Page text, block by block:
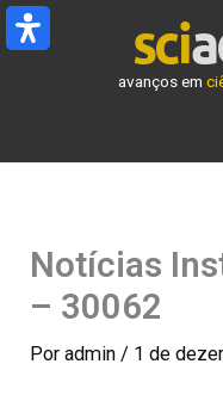
Ir
para
avanços em
Notícias
– 30062
Poradmin/ 1 de